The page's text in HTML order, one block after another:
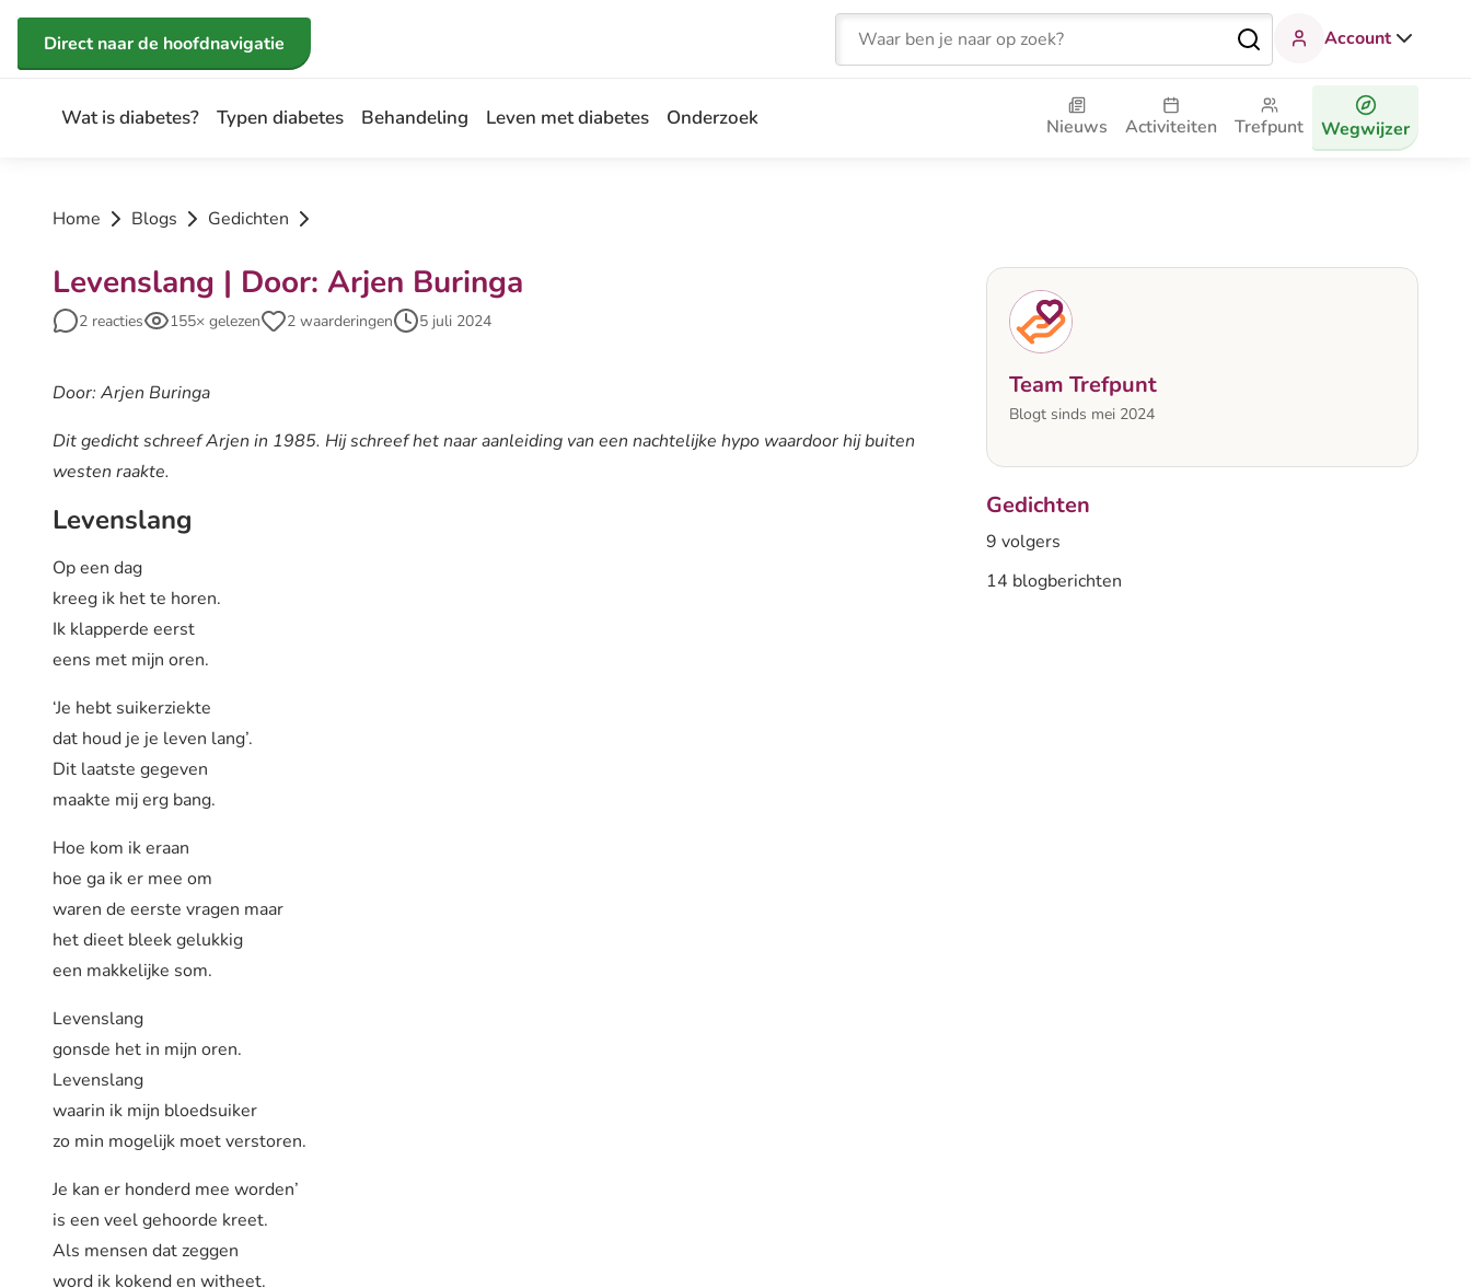
Direct naar de inhoud
Direct naar de hoofdnavigatie
Zoeken Account
Wat is diabetes? Typen diabetes Behandeling Leven met diabetes Onderzoek Nieuws Activiteiten Trefpunt Wegwijzer
Home Blogs Gedichten
Levenslang | Door: Arjen Buringa
2 reacties 155× gelezen 2 waarderingen 5 juli 2024
Door: Arjen Buringa
Dit gedicht schreef Arjen in 1985. Hij schreef het naar aanleiding van een nachtelijke hypo waardoor hij buiten
westen raakte.
Levenslang
Op een dag
kreeg ik het te horen.
Ik klapperde eerst
eens met mijn oren.
‘Je hebt suikerziekte
dat houd je je leven lang’.
Dit laatste gegeven
maakte mij erg bang.
Hoe kom ik eraan
hoe ga ik er mee om
waren de eerste vragen maar
het dieet bleek gelukkig
een makkelijke som.
Levenslang
gonsde het in mijn oren.
Levenslang
waarin ik mijn bloedsuiker
zo min mogelijk moet verstoren.
Je kan er honderd mee worden’
is een veel gehoorde kreet.
Als mensen dat zeggen
word ik kokend en witheet.
Team Trefpunt
Blogt sinds mei 2024
Gedichten
9 volgers
14 blogberichten